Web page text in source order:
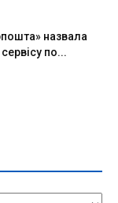
назвала
по...